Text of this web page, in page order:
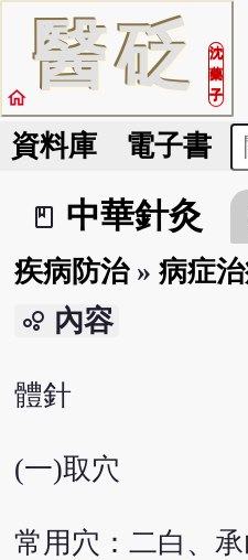
醫砭
沈
藥
子
home
資料庫 電子書
book_2
中華針灸
疾病防治» 病症
bubble_chart 內容
體針
(一)取穴
常用穴：二白、承